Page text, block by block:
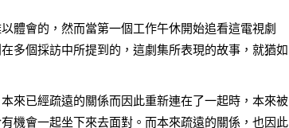
體會的，然而當第一個工作午休開始追看這電視劇
多個採訪中所提到的，這劇集所表現的故事，就猶如
來已經疏遠的關係而因此重新連在了一起時，本來被
機會一起坐下來去面對。而本來疏遠的關係，也因此